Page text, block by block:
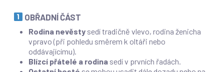
OBŘADNÍ ČÁST
Rodina nevěstysedí tradičně vlevo, rodina ženicha
vpravo (při pohledu směrem k oltáři nebo
oddávajícímu).
Blízcí přátelé a rodinasedí v prvních řadách.